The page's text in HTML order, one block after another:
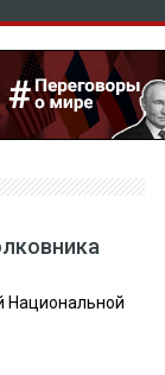
Национальной